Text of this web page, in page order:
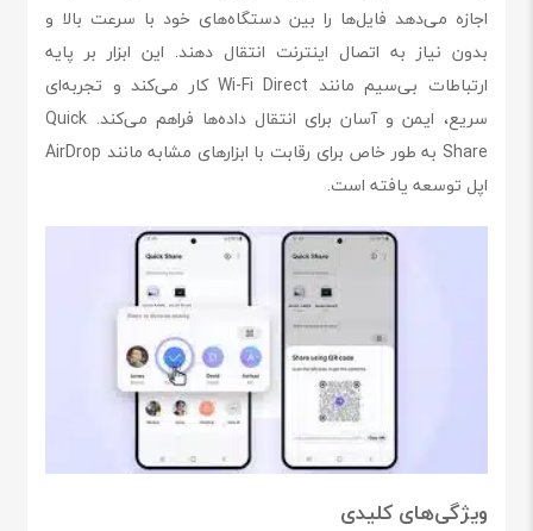
اجازه می‌دهد فایل‌ها را بین دستگاه‌های خود با سرعت بالا و
بدون نیاز به اتصال اینترنت انتقال دهند. این ابزار بر پایه
ارتباطات بی‌سیم مانند Wi-Fi Direct کار می‌کند و تجربه‌ای
سریع، ایمن و آسان برای انتقال داده‌ها فراهم می‌کند. Quick
Share به طور خاص برای رقابت با ابزارهای مشابه مانند AirDrop
اپل توسعه یافته است.
ویژگی‌های کلیدی